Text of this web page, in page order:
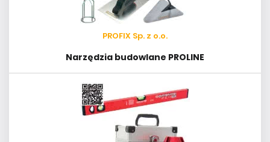
PROFIX Sp. z o.o.
Narzędzia budowlane PROLINE